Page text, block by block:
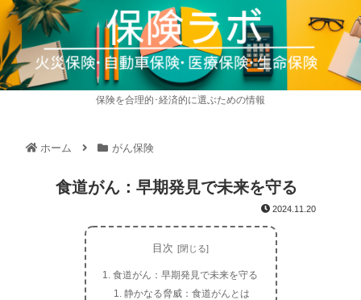
保険を合理的･経済的に選ぶための情報
ホーム がん保険
食道がん：早期発見で未来を守る
2024.11.20
目次
食道がん：早期発見で未来を守る
静かなる脅威：食道がんとは